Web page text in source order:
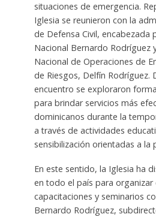
situaciones de emergencia.
Iglesia se reunieron con la
de Defensa Civil, encabezada
Nacional Bernardo Rodríguez
Nacional de Operaciones de
de Riesgos, Delfín Rodríguez.
encuentro se exploraron
para brindar servicios más
dominicanos durante la
a través de actividades
sensibilización orientadas a la
En este sentido, la Iglesia ha
en todo el país para organizar
capacitaciones y seminarios
Bernardo Rodríguez,